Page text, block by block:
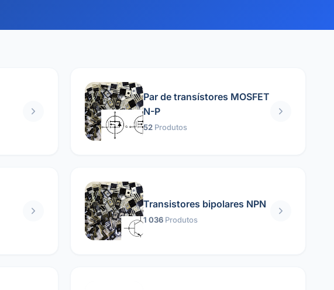
Par de transístores MOSFET
N-P
52 Produtos
Transistores bipolares NPN
1 036 Produtos